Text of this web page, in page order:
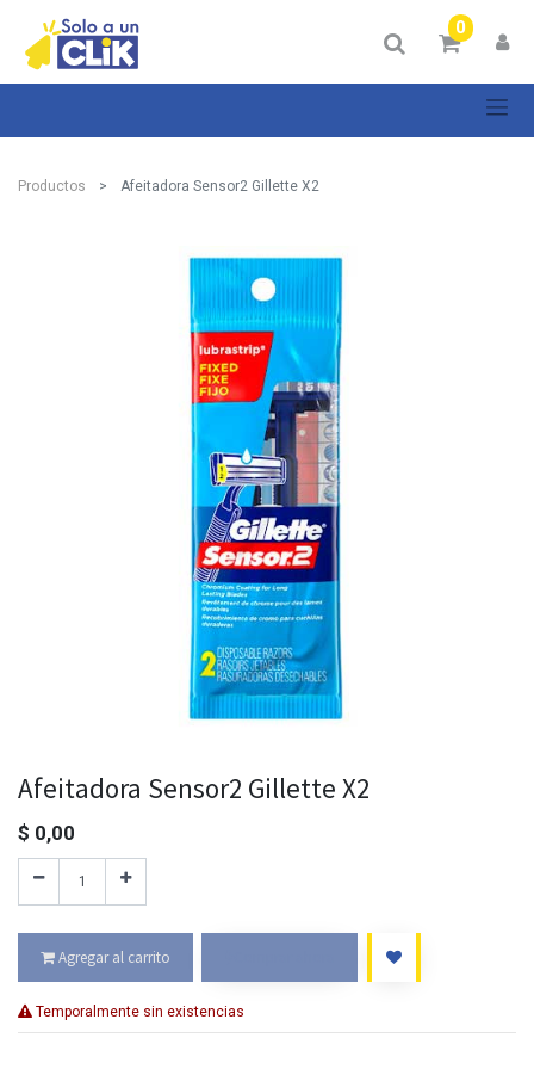
0
Productos Afeitadora Sensor2 Gillette X2
Afeitadora Sensor2 Gillette X2
$ 0,00
Agregar al carrito
Temporalmente sin existencias